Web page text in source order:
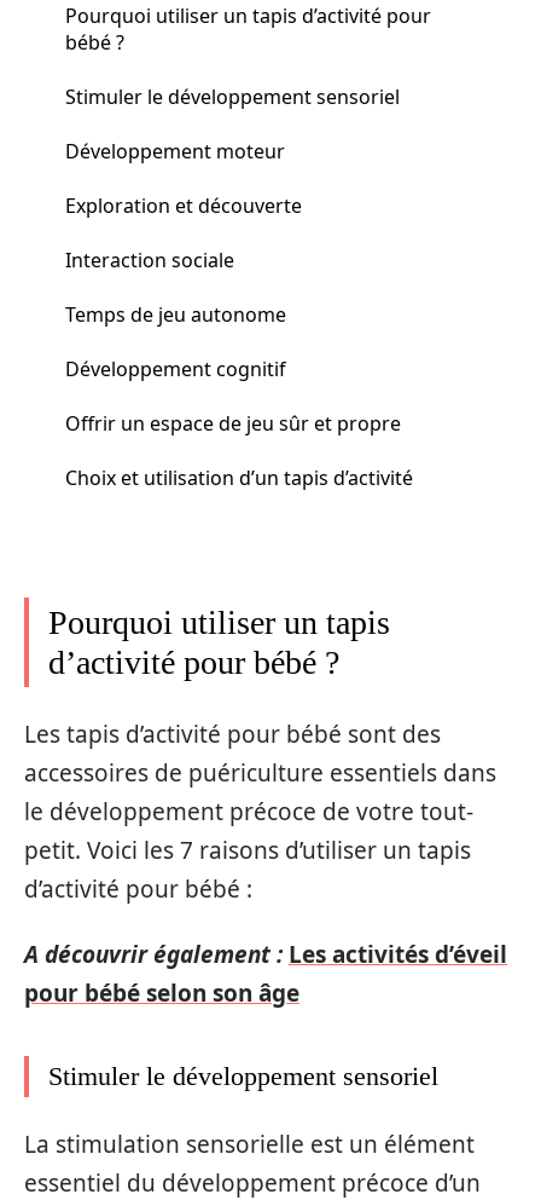
Pourquoi utiliser un tapis d’activité pour
bébé ?
Stimuler le développement sensoriel
Développement moteur
Exploration et découverte
Interaction sociale
Temps de jeu autonome
Développement cognitif
Offrir un espace de jeu sûr et propre
Choix et utilisation d’un tapis d’activité
Pourquoi utiliser un tapis
d’activité pour bébé ?
Les tapis d’activité pour bébé sont des
accessoires de puériculture essentiels dans
le développement précoce de votre tout-
petit. Voici les 7 raisons d’utiliser un tapis
d’activité pour bébé :
A découvrir également : Les activités d’éveil
pour bébé selon son âge
Stimuler le développement sensoriel
La stimulation sensorielle est un élément
essentiel du développement précoce d’un